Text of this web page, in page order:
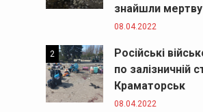
знайшли мертву
08.04.2022
2
Російські
по залізничній
Краматорськ
08.04.2022